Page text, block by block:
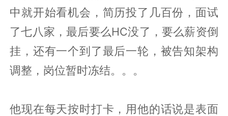
中就开始看机会，简历投了几百份，面试
了七八家，最后要么HC没了，要么薪资倒
挂，还有一个到了最后一轮，被告知架构
调整，岗位暂时冻结。。。
他现在每天按时打卡，用他的话说是表面